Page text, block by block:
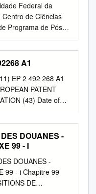
Federal da
Centro de Ciências
Programa de Pós-
em Produtos
e Sintéticos Bioativos
de Oliveira
do óleo essencial de
winterianus
Bor contra Candida
, Aspergillus flavus e
fumigatus João
2011 Wylly Araújo
Atividade do óleo
de Cymbopogon
Jowitt ex Bor
albicans ,
flavus e
A1
PATENT
(43) Date of
(51) Int Cl.:
Bulletin 2012/35
10 (2006.01) A61K
(21)
(22) Date of filing:
(84) Designated
States: • Wynne,
DOUANES -
99 - I
DOUANES -
99 - i Chapitre 99
DE